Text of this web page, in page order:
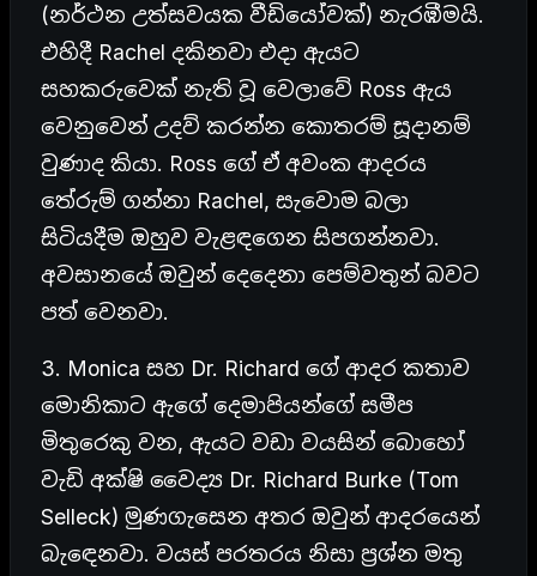
(නර්ථන උත්සවයක වීඩියෝවක්) නැරඹීමයි.
එහිදී Rachel දකිනවා එදා ඇයට
සහකරුවෙක් නැති වූ වෙලාවේ Ross ඇය
වෙනුවෙන් උදව් කරන්න කොතරම් සූදානම්
වුණාද කියා. Ross ගේ ඒ අවංක ආදරය
තේරුම් ගන්නා Rachel, සැවොම බලා
සිටියදීම ඔහුව වැළඳගෙන සිපගන්නවා.
අවසානයේ ඔවුන් දෙදෙනා පෙම්වතුන් බවට
පත් වෙනවා.
3. Monica සහ Dr. Richard ගේ ආදර කතාව
මොනිකාට ඇගේ දෙමාපියන්ගේ සමීප
මිතුරෙකු වන, ඇයට වඩා වයසින් බොහෝ
වැඩි අක්ෂි වෛද්‍ය Dr. Richard Burke (Tom
Selleck) මුණගැසෙන අතර ඔවුන් ආදරයෙන්
බැඳෙනවා. වයස් පරතරය නිසා ප්‍රශ්න මතු